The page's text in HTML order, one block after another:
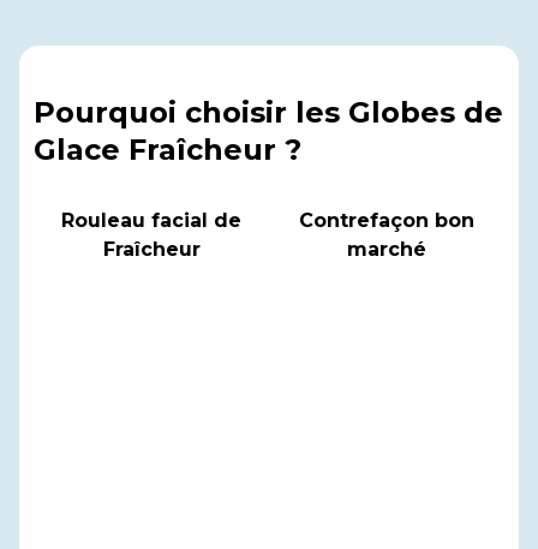
Pourquoi choisir les Globes de
Glace Fraîcheur ?
Rouleau facial de
Fraîcheur
Contrefaçon bon
marché